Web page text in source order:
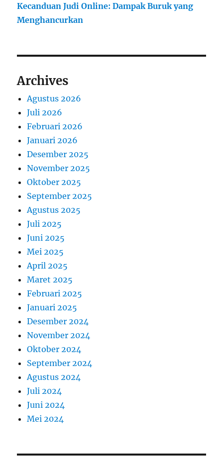
Kecanduan Judi Online: Dampak Buruk yang
Menghancurkan
Archives
Agustus 2026
Juli 2026
Februari 2026
Januari 2026
Desember 2025
November 2025
Oktober 2025
September 2025
Agustus 2025
Juli 2025
Juni 2025
Mei 2025
April 2025
Maret 2025
Februari 2025
Januari 2025
Desember 2024
November 2024
Oktober 2024
September 2024
Agustus 2024
Juli 2024
Juni 2024
Mei 2024